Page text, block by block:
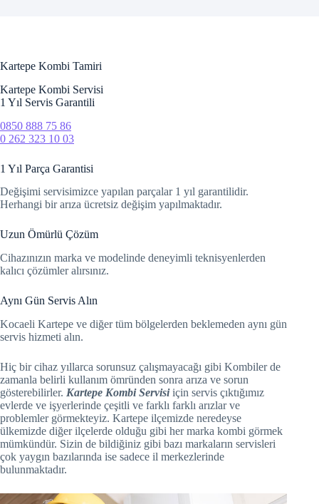
panel
Panel
panel
Panel
panel
panel
panel
Panel
Panel
panel
panel
panel
Kartepe Kombi Tamiri
Kartepe Kombi Servisi
1 Yıl Servis Garantili
0850 888 75 86
0 262 323 10 03
1 Yıl Parça Garantisi
Değişimi servisimizce yapılan parçalar 1 yıl garantilidir.
Herhangi bir arıza ücretsiz değişim yapılmaktadır.
Uzun Ömürlü Çözüm
Cihazınızın marka ve modelinde deneyimli teknisyenlerden
kalıcı çözümler alırsınız.
Aynı Gün Servis Alın
Kocaeli Kartepe ve diğer tüm bölgelerden beklemeden aynı gün
servis hizmeti alın.
Hiç bir cihaz yıllarca sorunsuz çalışmayacağı gibi Kombiler de
zamanla belirli kullanım ömründen sonra arıza ve sorun
gösterebilirler. Kartepe Kombi Servisiiçin servis çıktığımız
evlerde ve işyerlerinde çeşitli ve farklı farklı arızlar ve
problemler görmekteyiz. Kartepe ilçemizde neredeyse
ülkemizde diğer ilçelerde olduğu gibi her marka kombi görmek
mümkündür. Sizin de bildiğiniz gibi bazı markaların servisleri
çok yaygın bazılarında ise sadece il merkezlerinde
bulunmaktadır.